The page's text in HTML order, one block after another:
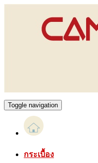
Toggle navigation
กระเบื้อง